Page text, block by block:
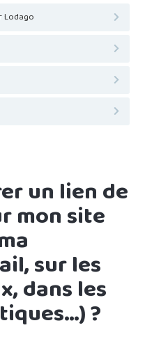
un lien de
mon site
sur les
dans les
?